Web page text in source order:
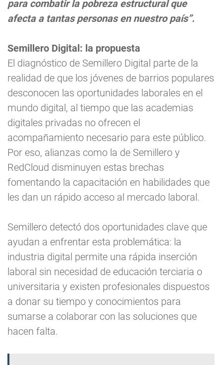
para combatir la pobreza estructural que
afecta a tantas personas en nuestro país”.
Semillero Digital: la propuesta
El diagnóstico de Semillero Digital parte de la
realidad de que los jóvenes de barrios populares
desconocen las oportunidades laborales en el
mundo digital, al tiempo que las academias
digitales privadas no ofrecen el
acompañamiento necesario para este público.
Por eso, alianzas como la de Semillero y
RedCloud disminuyen estas brechas
fomentando la capacitación en habilidades que
les dan un rápido acceso al mercado laboral.
Semillero detectó dos oportunidades clave que
ayudan a enfrentar esta problemática: la
industria digital permite una rápida inserción
laboral sin necesidad de educación terciaria o
universitaria y existen profesionales dispuestos
a donar su tiempo y conocimientos para
sumarse a colaborar con las soluciones que
hacen falta.